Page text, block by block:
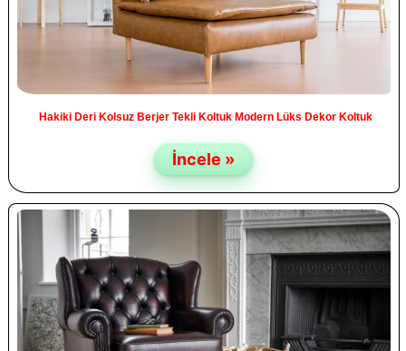
Hakiki Deri Kolsuz Berjer Tekli Koltuk Modern Lüks Dekor Koltuk
İncele »